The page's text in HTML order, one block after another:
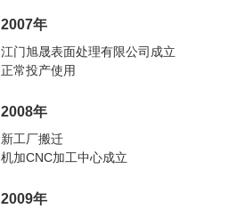
2007年
江门旭晟表面处理有限公司成立
正常投产使用
2008年
新工厂搬迁
机加CNC加工中心成立
2009年